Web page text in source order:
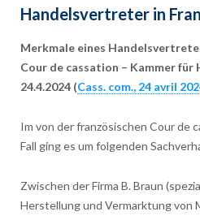
Handelsvertreter in
Merkmale eines
Cour de cassation – Kammer für
24.4.2024 (Cass. com., 24 avril
Im von der französischen Cour de
Fall ging es um folgenden
Zwischen der Firma B. Braun
Herstellung und Vermarktung von